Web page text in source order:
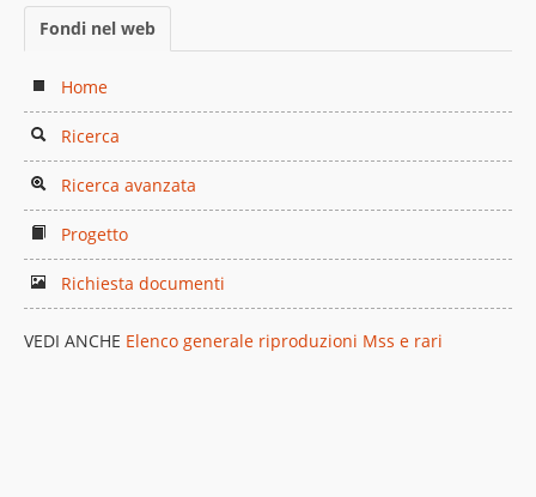
Fondi nel web
Home
Ricerca
Ricerca avanzata
Progetto
Richiesta documenti
VEDI ANCHE Elenco generale riproduzioni Mss e rari